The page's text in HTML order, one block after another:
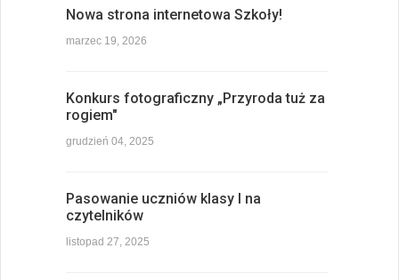
Nowa strona internetowa Szkoły!
marzec 19, 2026
Konkurs fotograficzny „Przyroda tuż za
rogiem"
grudzień 04, 2025
Pasowanie uczniów klasy I na
czytelników
listopad 27, 2025